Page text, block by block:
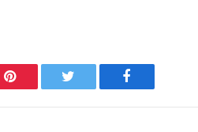
فيسبوك تويتر